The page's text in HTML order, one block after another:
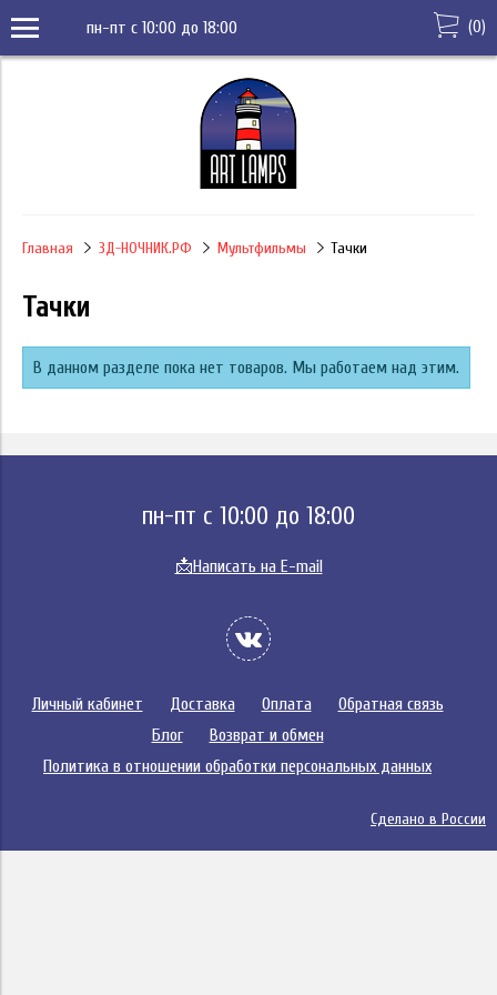
пн-пт с 10:00 до 18:00 (0)
Главная 3Д-НОЧНИК.РФ Мультфильмы Тачки
Тачки
В данном разделе пока нет товаров. Мы работаем над этим.
пн-пт с 10:00 до 18:00
📩Написать на E-mail
Личный кабинет Доставка Оплата
Обратная связь
Блог
Возврат и обмен
Политика в отношении обработки персональных данных
Сделано в России